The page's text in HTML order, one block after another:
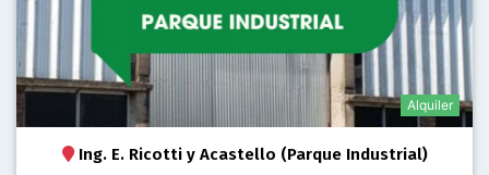
Alquiler
Ing. E. Ricotti y Acastello (Parque Industrial)